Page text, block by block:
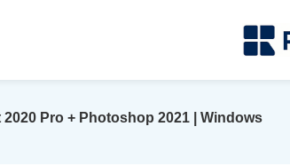
Pro + Photoshop 2021 | Windows